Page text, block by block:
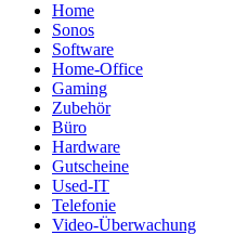
Home
Sonos
Software
Home-Office
Gaming
Zubehör
Büro
Hardware
Gutscheine
Used-IT
Telefonie
Video-Überwachung